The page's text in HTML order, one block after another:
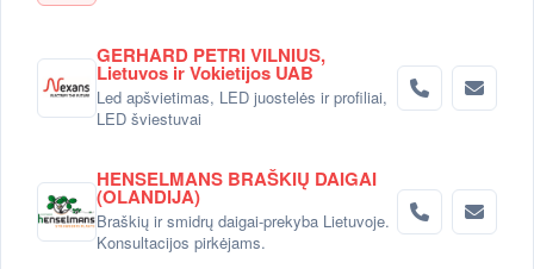
GERHARD PETRI VILNIUS,
Lietuvos ir Vokietijos UAB
Led apšvietimas, LED juostelės ir profiliai,
LED šviestuvai
HENSELMANS BRAŠKIŲ DAIGAI
(OLANDIJA)
Braškių ir smidrų daigai-prekyba Lietuvoje.
Konsultacijos pirkėjams.